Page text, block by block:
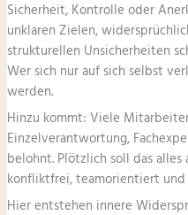
Sicherheit, Kontrolle oder
unklaren Zielen,
strukturellen Unsicherheiten
Wer sich nur auf sich selbst
werden.
Hinzu kommt: Viele
Einzelverantwortung,
belohnt. Plötzlich soll das alles
konfliktfrei, teamorientiert
Hier entstehen innere